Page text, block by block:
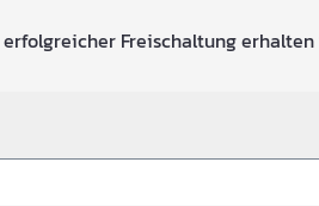
erfolgreicher Freischaltung